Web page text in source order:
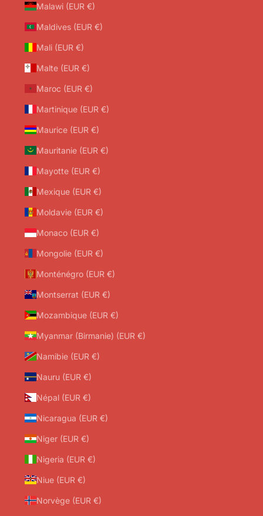
Malawi (EUR €)
Maldives (EUR €)
Mali (EUR €)
Malte (EUR €)
Maroc (EUR €)
Martinique (EUR €)
Maurice (EUR €)
Mauritanie (EUR €)
Mayotte (EUR €)
Mexique (EUR €)
Moldavie (EUR €)
Monaco (EUR €)
Mongolie (EUR €)
Monténégro (EUR €)
Montserrat (EUR €)
Mozambique (EUR €)
Myanmar (Birmanie) (EUR €)
Namibie (EUR €)
Nauru (EUR €)
Népal (EUR €)
Nicaragua (EUR €)
Niger (EUR €)
Nigeria (EUR €)
Niue (EUR €)
Norvège (EUR €)